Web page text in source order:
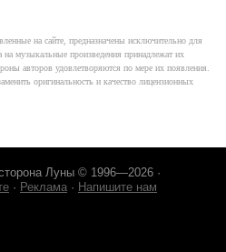
на сайте, предназначены исключительно для
музыкальные произведения принадлежат их
авторов удовлетворяются по мере их появления.
оригинальность и качество лицензионных
Луны © 1996—2026 ·
· Реклама · Напишите нам